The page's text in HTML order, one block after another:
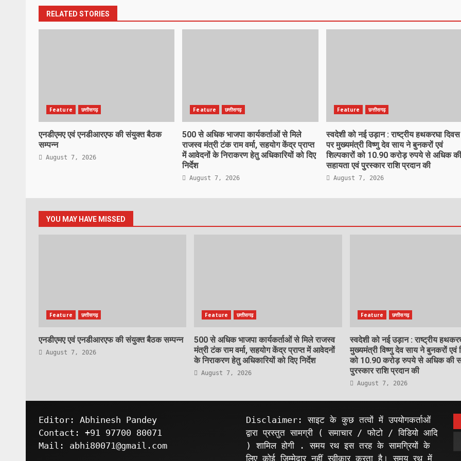
RELATED STORIES
Feature छत्तीसगढ़
एनडीएमए एवं एनडीआरएफ की संयुक्त बैठक
सम्पन्न
August 7, 2026
Feature छत्तीसगढ़
500 से अधिक भाजपा कार्यकर्ताओं से मिले
राजस्व मंत्री टंक राम वर्मा, सहयोग केंद्र प्राप्त
में आवेदनों के निराकरण हेतु अधिकारियों को दिए
निर्देश
August 7, 2026
Feature छत्तीसगढ़
स्वदेशी को नई उड़ान : राष्ट्रीय हथकरघा दिवस
पर मुख्यमंत्री विष्णु देव साय ने बुनकरों एवं
शिल्पकारों को 10.90 करोड़ रुपये से अधिक की
सहायता एवं पुरस्कार राशि प्रदान की
August 7, 2026
YOU MAY HAVE MISSED
Feature छत्तीसगढ़
एनडीएमए एवं एनडीआरएफ की संयुक्त बैठक सम्पन्न
August 7, 2026
Feature छत्तीसगढ़
500 से अधिक भाजपा कार्यकर्ताओं से मिले राजस्व
मंत्री टंक राम वर्मा, सहयोग केंद्र प्राप्त में आवेदनों
के निराकरण हेतु अधिकारियों को दिए निर्देश
August 7, 2026
Feature छत्तीसगढ़
स्वदेशी को नई उड़ान : राष्ट्रीय
मुख्यमंत्री विष्णु देव साय ने बुनकरों एवं
को 10.90 करोड़ रुपये से अधिक की
पुरस्कार राशि प्रदान की
August 7, 2026
Editor: Abhinesh Pandey
Contact: +91 97700 80071
Mail: abhi80071@gmail.com
Disclaimer: साइट के कुछ तत्वों में उपयोगकर्ताओं
द्वारा प्रस्तुत सामग्री ( समाचार / फोटो / विडियो आदि
) शामिल होगी . समय रथ इस तरह के सामग्रियों के
लिए कोई ज़िम्मेदार नहीं स्वीकार करता है। समय रथ में